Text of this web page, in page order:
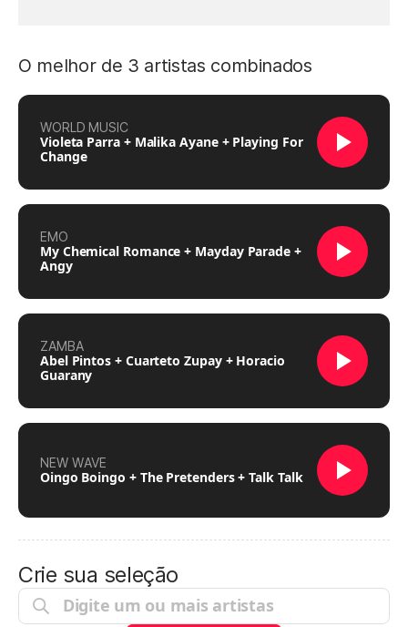
O melhor de 3 artistas combinados
WORLD MUSIC
Violeta Parra + Malika Ayane + Playing For
Change
EMO
My Chemical Romance + Mayday Parade +
Angy
ZAMBA
Abel Pintos + Cuarteto Zupay + Horacio
Guarany
NEW WAVE
Oingo Boingo + The Pretenders + Talk Talk
Crie sua seleção